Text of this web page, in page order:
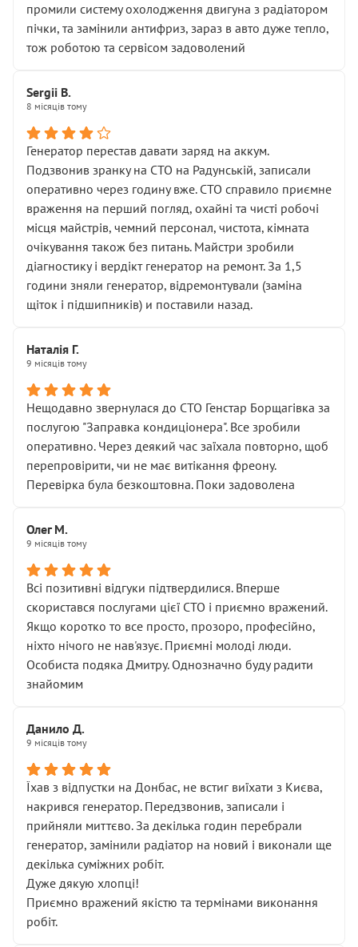
промили систему охолодження двигуна з радіатором
пічки, та замінили антифриз, зараз в авто дуже тепло,
тож роботою та сервісом задоволений
Sergii B.
8 місяців тому
Генератор перестав давати заряд на аккум.
Подзвонив зранку на СТО на Радунській, записали
оперативно через годину вже. СТО справило приємне
враження на перший погляд, охайні та чисті робочі
місця майстрів, чемний персонал, чистота, кімната
очікування також без питань. Майстри зробили
діагностику і вердікт генератор на ремонт. За 1,5
години зняли генератор, відремонтували (заміна
щіток і підшипників) и поставили назад.
Наталія Г.
9 місяців тому
Нещодавно звернулася до СТО Генстар Борщагівка за
послугою "Заправка кондиціонера". Все зробили
оперативно. Через деякий час заїхала повторно, щоб
перепровірити, чи не має витікання фреону.
Перевірка була безкоштовна. Поки задоволена
Олег М.
9 місяців тому
Всі позитивні відгуки підтвердилися. Вперше
скористався послугами цієї СТО і приємно вражений.
Якщо коротко то все просто, прозоро, професійно,
ніхто нічого не нав'язує. Приємні молоді люди.
Особиста подяка Дмитру. Однозначно буду радити
знайомим
Данило Д.
9 місяців тому
Їхав з відпустки на Донбас, не встиг виїхати з Києва,
накрився генератор. Передзвонив, записали і
прийняли миттєво. За декілька годин перебрали
генератор, замінили радіатор на новий і виконали ще
декілька суміжних робіт.
Дуже дякую хлопці!
Приємно вражений якістю та термінами виконання
робіт.